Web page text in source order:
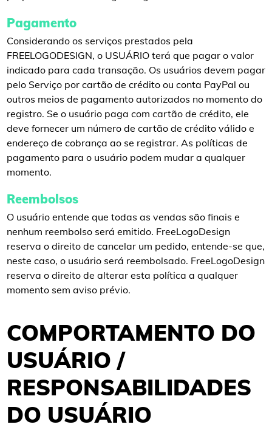
Pagamento
Considerando os serviços prestados pela
FREELOGODESIGN, o USUÁRIO terá que pagar o valor
indicado para cada transação. Os usuários devem pagar
pelo Serviço por cartão de crédito ou conta PayPal ou
outros meios de pagamento autorizados no momento do
registro. Se o usuário paga com cartão de crédito, ele
deve fornecer um número de cartão de crédito válido e
endereço de cobrança ao se registrar. As políticas de
pagamento para o usuário podem mudar a qualquer
momento.
Reembolsos
O usuário entende que todas as vendas são finais e
nenhum reembolso será emitido. FreeLogoDesign
reserva o direito de cancelar um pedido, entende-se que,
neste caso, o usuário será reembolsado. FreeLogoDesign
reserva o direito de alterar esta política a qualquer
momento sem aviso prévio.
COMPORTAMENTO DO
USUÁRIO /
RESPONSABILIDADES
DO USUÁRIO